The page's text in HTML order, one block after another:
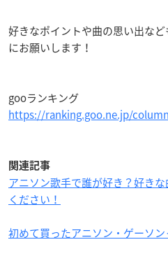
好きなポイントや曲の思い出な
にお願いします！
gooランキング
https://ranking.goo.ne.jp/
関連記事
アニソン歌手で誰が好き？好き
ください！
初めて買ったアニソン・ゲーソン